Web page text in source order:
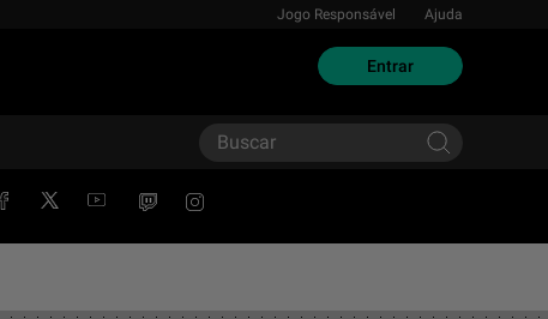
Jogo Responsável Ajuda
Entrar
facebooktwitter youtube twitch